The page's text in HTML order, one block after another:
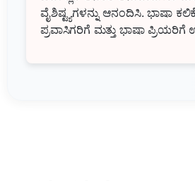
ವೈಶಿಷ್ಟ್ಯಗಳನ್ನು ಆನಂದಿಸಿ. ಭಾಷಾ
ಪ್ರವಾಸಿಗರಿಗೆ ಮತ್ತು ಭಾಷಾ ಪ್ರಿಯರಿಗೆ